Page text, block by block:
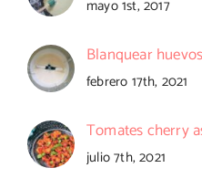
mayo 1st, 2017
Blanquear
febrero 17th, 2021
Tomates cherry
julio 7th, 2021